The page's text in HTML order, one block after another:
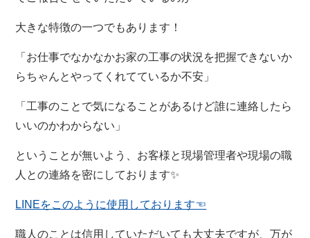
大きな特徴の一つでもあります！
「お仕事でなかなかお家の工事の状況を把握できないか
らちゃんとやってくれてているか不安」
「工事のことで気になることがあるけど誰に連絡したら
いいのかわからない」
ということが無いよう、お客様と現場管理者や現場の職
人との連絡を密にしております✨
LINEをこのように使用しております☜
職人のことは信用していただいても大丈夫ですが、万が